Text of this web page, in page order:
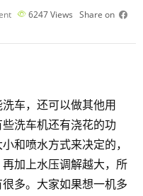
6247Views Share on
车，还可以做其他用
洗车机还有浇花的功
和喷水方式来决定的，
加上水压调解越大，所
多。大家如果想一机多